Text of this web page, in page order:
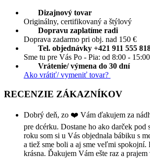
Dizajnový tovar
Originálny, certifikovaný a štýlový
Dopravu zaplatíme radi
Doprava zadarmo pri obj. nad 150 €
Tel. objednávky +421 911 555
Sme tu pre Vás Po - Pia: od 8:00 - 15:00
Vrátenie/ výmena do 30 dní
Ako vrátiť/ vymeniť tovar?
RECENZIE ZÁKAZNÍKOV
Dobrý deň, zo ❤️ Vám ďakujem za
pre dcérku. Dostane ho ako darček pod
roku som si u Vás objednala bábiku s
a tiež sme boli a aj sme veľmi spokojní.
krásna. Ďakujem Vám ešte raz a